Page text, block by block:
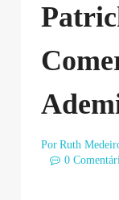
Por Ruth
0